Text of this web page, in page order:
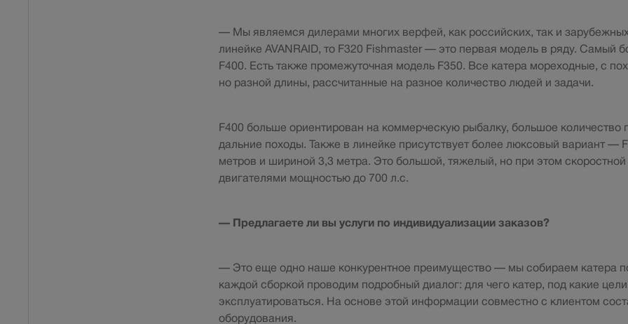
— Мы являемся дилерами многих верфей, как российских, так и
линейке AVANRAID, то F320 Fishmaster — это первая модель в ряду. Самый
F400. Есть также промежуточная модель F350. Все катера мореходные, с
но разной длины, рассчитанные на разное количество людей и задачи.
F400 больше ориентирован на коммерческую рыбалку, большое количество
дальние походы. Также в линейке присутствует более люксовый вариант —
метров и шириной 3,3 метра. Это большой, тяжелый, но при этом скоростной
двигателями мощностью до 700 л.с.
— Предлагаете ли вы услуги по индивидуализации заказов?
— Это еще одно наше конкурентное преимущество — мы собираем катера
каждой сборкой проводим подробный диалог: для чего катер, под какие
эксплуатироваться. На основе этой информации совместно с клиентом
оборудования.